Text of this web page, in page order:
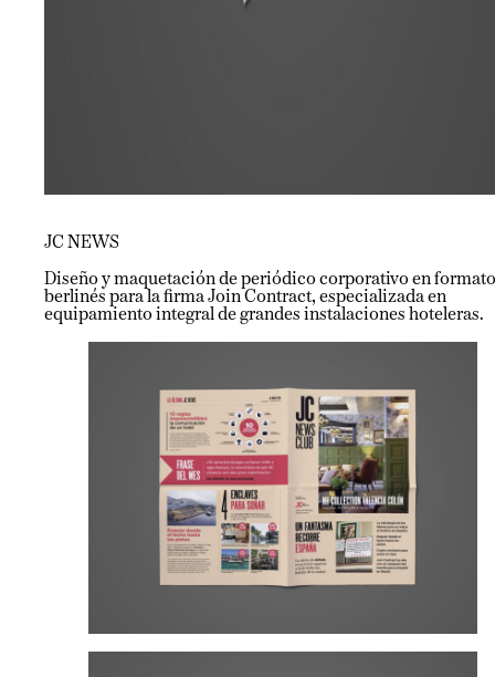
JC NEWS
Diseño y maquetación de periódico corporativo en formato
berlinés para la firma Join Contract, especializada en
equipamiento integral de grandes instalaciones hoteleras.